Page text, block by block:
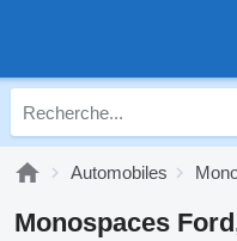
Automobiles
Monospaces